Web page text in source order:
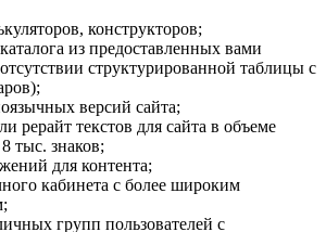
конструкторов;
из предоставленных вами
структурированной таблицы с
версий сайта;
рерайт текстов для сайта в объеме
тыс. знаков;
для контента;
кабинета с более широким
групп пользователей с